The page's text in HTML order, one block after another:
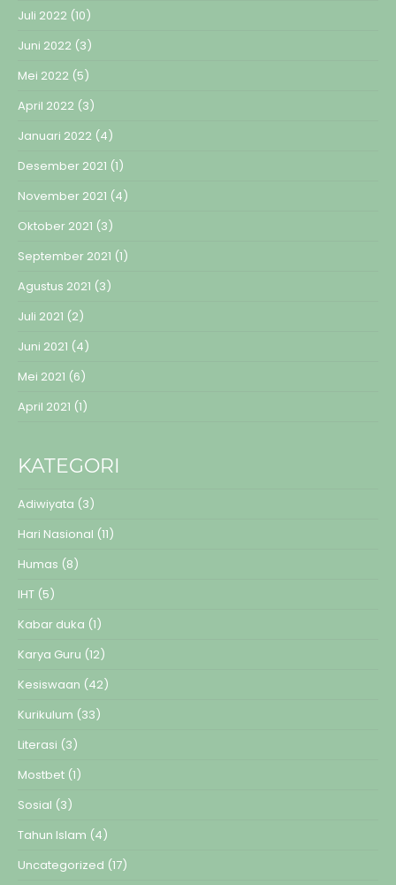
Juli 2022 (10)
Juni 2022 (3)
Mei 2022 (5)
April 2022 (3)
Januari 2022 (4)
Desember 2021 (1)
November 2021 (4)
Oktober 2021 (3)
September 2021 (1)
Agustus 2021 (3)
Juli 2021 (2)
Juni 2021 (4)
Mei 2021 (6)
April 2021 (1)
KATEGORI
Adiwiyata (3)
Hari Nasional (11)
Humas (8)
IHT (5)
Kabar duka (1)
Karya Guru (12)
Kesiswaan (42)
Kurikulum (33)
Literasi (3)
Mostbet (1)
Sosial (3)
Tahun Islam (4)
Uncategorized (17)